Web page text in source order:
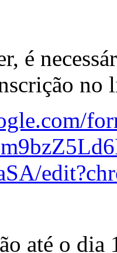
é
no
edit?
até o dia